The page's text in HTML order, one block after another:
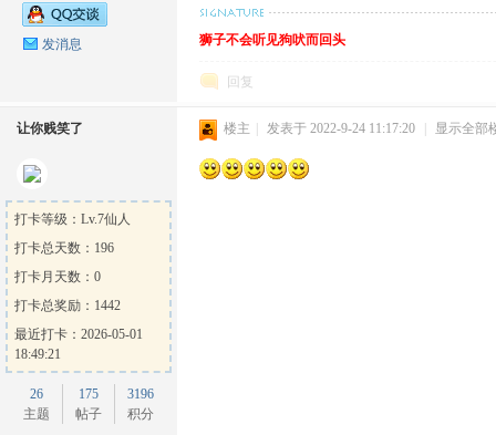
官
发消息 狮子不会听见狗吠而回头
回复
让你贱笑了
打卡等级：Lv.7仙人
打卡总天数：196
打卡月天数：0
打卡总奖励：1442
最近打卡：2026-05-01
18:49:21
26
主题
175
帖子
3196
积分
楼主 发表于 2022-9-24 11:17:20 显示全部